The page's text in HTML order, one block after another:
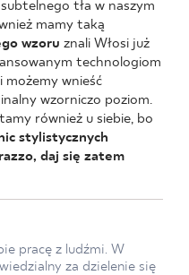
tła w naszym
mamy taką
wzoru znali Włosi już
technologiom
możemy wnieść
wzorniczo poziom.
również u siebie, bo
stylistycznych
daj się zatem
pracę z ludźmi. W
za dzielenie się